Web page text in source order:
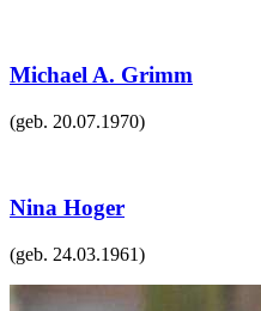
Michael A. Grimm
(geb. 20.07.1970)
Nina Hoger
(geb. 24.03.1961)